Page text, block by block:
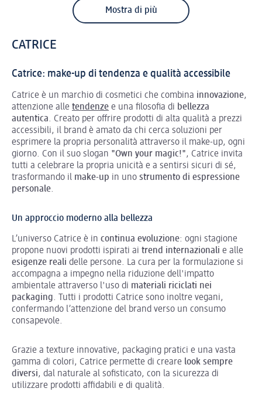
Mostra di più
CATRICE
Catrice: make-up di tendenza e qualità accessibile
Catrice è un marchio di cosmetici che combina innovazione,
attenzione alle tendenze e una filosofia di bellezza
autentica. Creato per offrire prodotti di alta qualità a prezzi
accessibili, il brand è amato da chi cerca soluzioni per
esprimere la propria personalità attraverso il make-up, ogni
giorno. Con il suo slogan "Own your magic!", Catrice invita
tutti a celebrare la propria unicità e a sentirsi sicuri di sé,
trasformando il make-up in uno strumento di espressione
personale.
Un approccio moderno alla bellezza
L’universo Catrice è in continua evoluzione: ogni stagione
propone nuovi prodotti ispirati ai trend internazionali e alle
esigenze reali delle persone. La cura per la formulazione si
accompagna a impegno nella riduzione dell'impatto
ambientale attraverso l'uso di materiali riciclati nei
packaging. Tutti i prodotti Catrice sono inoltre vegani,
confermando l’attenzione del brand verso un consumo
consapevole.
Grazie a texture innovative, packaging pratici e una vasta
gamma di colori, Catrice permette di creare look sempre
diversi, dal naturale al sofisticato, con la sicurezza di
utilizzare prodotti affidabili e di qualità.